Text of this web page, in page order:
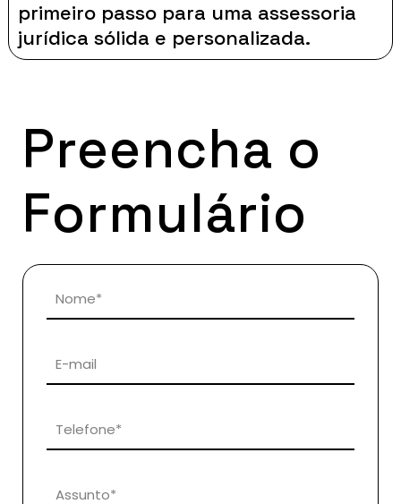
primeiro passo para uma assessoria
jurídica sólida e personalizada.
Preencha o
Formulário